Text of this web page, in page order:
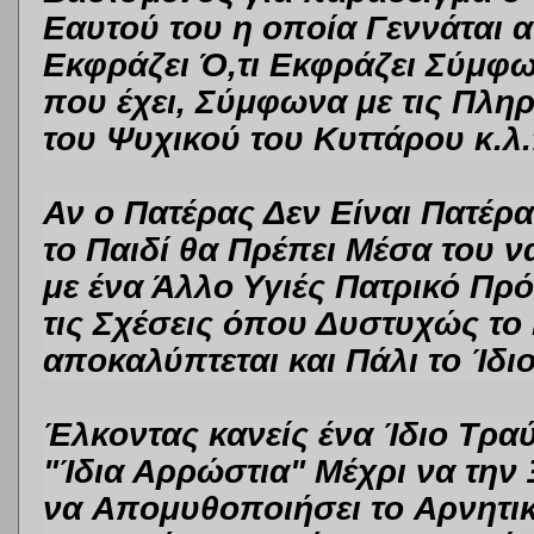
Εαυτού του η οποία Γεννάται
Εκφράζει Ό,τι Εκφράζει
που έχει, Σύμφωνα με τις
του Ψυχικού του Κυττάρου
Αν ο Πατέρας Δεν Είναι
το Παιδί θα Πρέπει Μέσα του
με ένα Άλλο Υγιές Πατρικό
τις Σχέσεις όπου Δυστυχώς
αποκαλύπτεται και Πάλι το
Έλκοντας κανείς ένα Ίδιο
"Ίδια Αρρώστια" Μέχρι να την
να Απομυθοποιήσει το